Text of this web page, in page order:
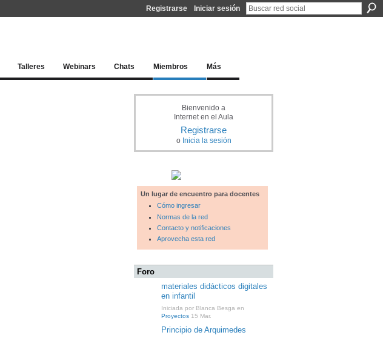
Registrarse Iniciar sesión
Talleres Webinars Chats Miembros Más
Bienvenido a
Internet en el Aula
Registrarse
o Inicia la sesión
Un lugar de encuentro para docentes
Cómo ingresar
Normas de la red
Contacto y notificaciones
Aprovecha esta red
Foro
materiales didácticos digitales
en infantil
Iniciada por Blanca Besga en
Proyectos 15 Mar.
Principio de Arquimedes